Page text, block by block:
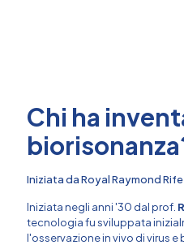
Chi ha
Iniziata da Royal Raymond Rife
Iniziata negli anni '30 dal prof.
tecnologia fu sviluppata
l'osservazione in vivo di virus e